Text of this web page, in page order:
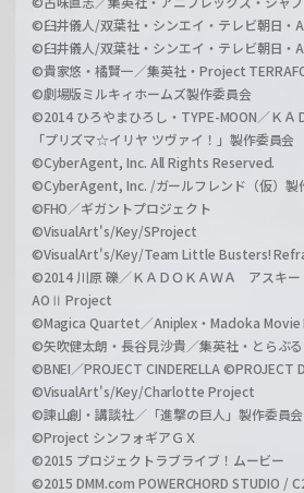
©臼井儀人/双葉社・シンエイ・テレビ朝日・
©臼井儀人/双葉社・シンエイ・テレビ朝日・
©貴家悠・橘賢一／集英社・Project
©劇場版ミルキィホームズ製作委員会
©2014 ひろやまひろし・TYPE-MOON／ＫＡ
「プリズマ☆イリヤ ツヴァイ！」製作委員会
©CyberAgent, Inc. All Rights Reserved.
©CyberAgent, Inc. /ガールフレンド（仮）製
©FHO／ギガントプロジェクト
©VisualArt's/Key/SProject
©VisualArt's/Key/Team Little Busters!
©2014 川原 礫／ＫＡＤＯＫＡＷＡ アスキー
AOⅡ Project
©Magica Quartet／Aniplex・Madoka
©矢吹健太朗・長谷見沙貴／集英社・とらぶ
©BNEI／PROJECT CINDERELLA ©PROJECT
©VisualArt's/Key/Charlotte Project
©諫山創・講談社／「進撃の巨人」製作委員会
©Project シンフォギアＧＸ
©2015 プロジェクトラブライブ！ムービー
©2015 DMM.com POWERCHORD STUDIO /